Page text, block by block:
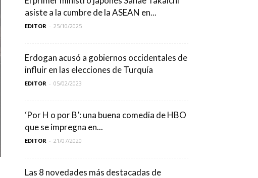
asiste a la cumbre de la ASEAN en...
EDITOR - 25/10/2025
Erdogan acusó a gobiernos occidentales de
influir en las elecciones de Turquía
EDITOR - 05/02/2023
‘Por H o por B’: una buena comedia de HBO
que se impregna en...
EDITOR - 21/07/2020
Las 8 novedades más destacadas de